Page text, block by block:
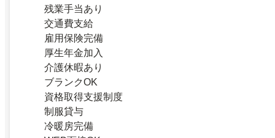
残業手当あり
交通費支給
雇用保険完備
厚生年金加入
介護休暇あり
ブランクOK
資格取得支援制度
制服貸与
冷暖房完備